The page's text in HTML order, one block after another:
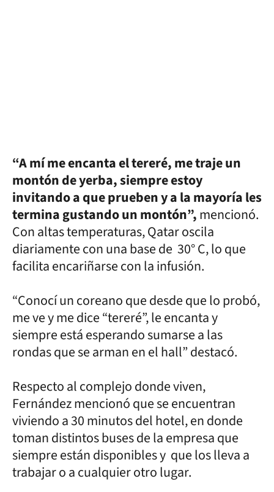
“A mí me encanta el tereré, me traje un
montón de yerba, siempre estoy
invitando a que prueben y a la mayoría les
termina gustando un montón”,mencionó.
Con altas temperaturas, Qatar oscila
diariamente con una base de 30° C, lo que
facilita encariñarse con la infusión.
“Conocí un coreano que desde que lo probó,
me ve y me dice “tereré”, le encanta y
siempre está esperando sumarse a las
rondas que se arman en el hall” destacó.
Respecto al complejo donde viven,
Fernández mencionó que se encuentran
viviendo a 30 minutos del hotel, en donde
toman distintos buses de la empresa que
siempre están disponibles y que los lleva a
trabajar o a cualquier otro lugar.